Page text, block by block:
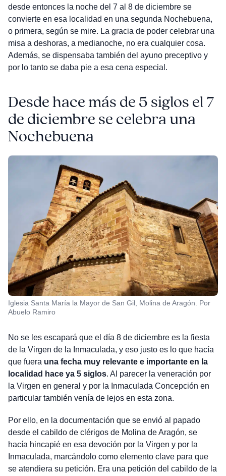
desde entonces la noche del 7 al 8 de diciembre se
convierte en esa localidad en una segunda Nochebuena,
o primera, según se mire. La gracia de poder celebrar una
misa a deshoras, a medianoche, no era cualquier cosa.
Además, se dispensaba también del ayuno preceptivo y
por lo tanto se daba pie a esa cena especial.
Desde hace más de 5 siglos el 7
de diciembre se celebra una
Nochebuena
Iglesia Santa María la Mayor de San Gil, Molina de Aragón. Por
Abuelo Ramiro
No se les escapará que el día 8 de diciembre es la fiesta
de la Virgen de la Inmaculada, y eso justo es lo que hacía
que fuera una fecha muy relevante e importante en la
localidad hace ya 5 siglos. Al parecer la veneración por
la Virgen en general y por la Inmaculada Concepción en
particular también venía de lejos en esta zona.
Por ello, en la documentación que se envió al papado
desde el cabildo de clérigos de Molina de Aragón, se
hacía hincapié en esa devoción por la Virgen y por la
Inmaculada, marcándolo como elemento clave para que
se atendiera su petición. Era una petición del cabildo de la